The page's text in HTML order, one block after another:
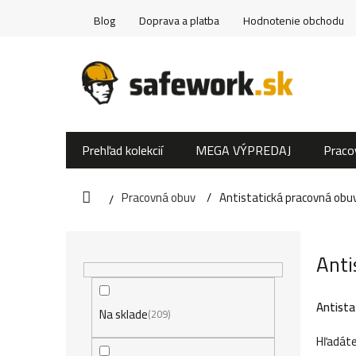
Blog Doprava a platba Hodnotenie obchodu
Prehľad kolekcií MEGA VÝPREDAJ
DomovPracovná obuv Antistatická pracovná
Na sklade 209